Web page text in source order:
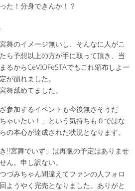
た！分身できんか！？
舞のイメージ無いし、そんなに人がこ
ら予想以上の方が手に取って頂き、当
るからCeVIOFeSTAでもこれ頒布しよー
が崩れました。
舞舐めてました。
参加するイベントも今後無さそうだ
ゃいたい！」という気持ちも０ではな
の本心が達成された状況となります。
!!宮舞でいず」は再販の予定はありませ
ん。申し訳ない。
づみちゃん間違えてファンの人フォロ
ようやく完売となりました。ありがと